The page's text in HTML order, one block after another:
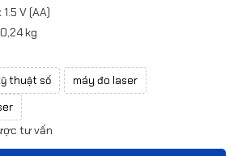
V (AA)
kg
thuật số
máy đo laser
tư vấn